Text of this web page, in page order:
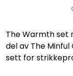
The Warmth set
del av The
sett for